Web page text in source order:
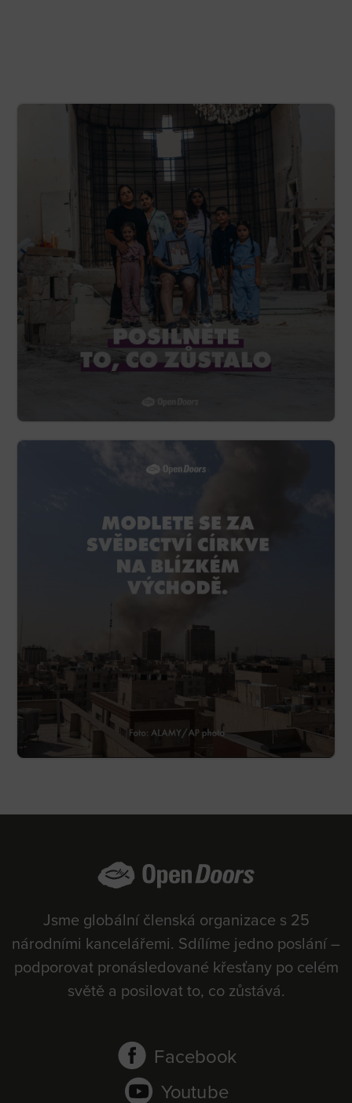
Jsme globální členská organizace s 25
národními kancelářemi. Sdílíme jedno poslání –
podporovat pronásledované křesťany po celém
světě a posilovat to, co zůstává.
Facebook
Youtube